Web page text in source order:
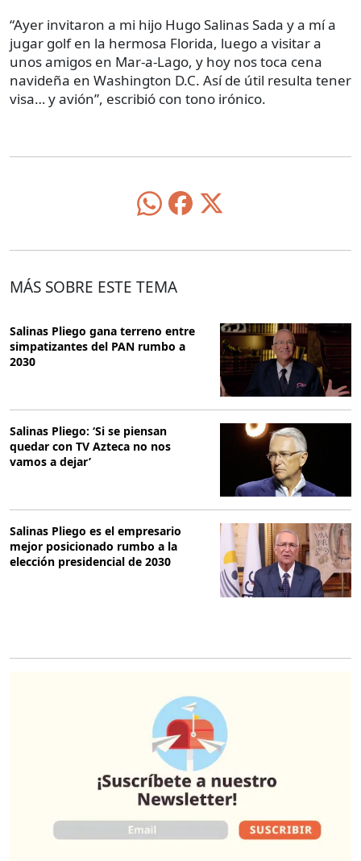
“Ayer invitaron a mi hijo Hugo Salinas Sada y a mí a
jugar golf en la hermosa Florida, luego a visitar a
unos amigos en Mar-a-Lago, y hoy nos toca cena
navideña en Washington D.C. Así de útil resulta tener
visa… y avión”, escribió con tono irónico.
MÁS SOBRE ESTE TEMA
Salinas Pliego gana terreno entre
simpatizantes del PAN rumbo a
2030
Salinas Pliego: ‘Si se piensan
quedar con TV Azteca no nos
vamos a dejar’
Salinas Pliego es el empresario
mejor posicionado rumbo a la
elección presidencial de 2030